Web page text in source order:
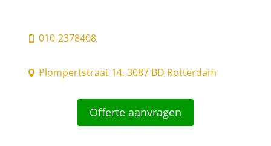
 010-2378408
 Plompertstraat 14, 3087 BD Rotterdam
Offerte aanvragen